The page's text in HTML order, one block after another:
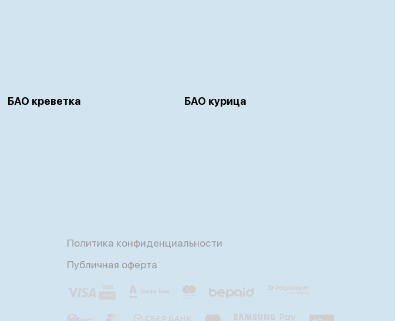
БАО креветка БАО курица
Политика конфиденциальности
Публичная оферта